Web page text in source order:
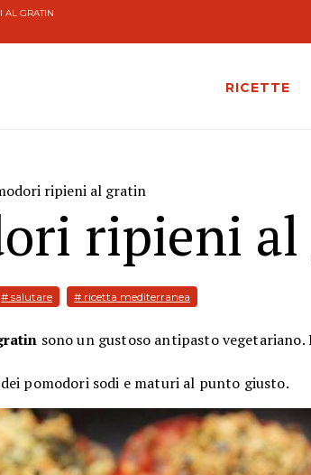
AL GRATIN
RICETTE
ripieni al gratin
ripieni
# salutare # ricetta mediterranea
sono un gustoso antipasto
pomodori sodi e maturi al punto giusto.